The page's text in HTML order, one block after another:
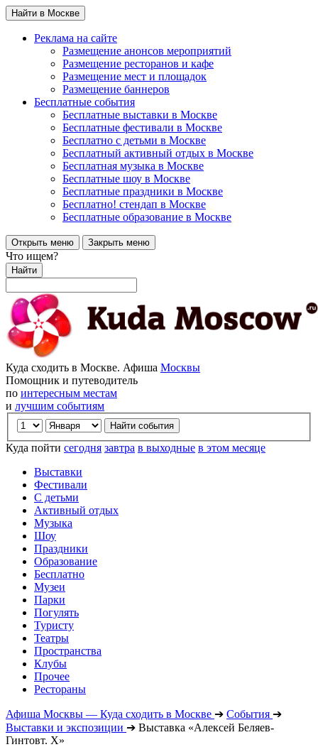
Найти в Москве
Реклама на сайте
Размещение анонсов мероприятий
Размещение ресторанов и кафе
Размещение мест и площадок
Размещение баннеров
Бесплатные события
Бесплатные выставки в Москве
Бесплатные фестивали в Москве
Бесплатно с детьми в Москве
Бесплатный активный отдых в Москве
Бесплатная музыка в Москве
Бесплатные шоу в Москве
Бесплатные праздники в Москве
Бесплатно! стендап в Москве
Бесплатные образование в Москве
Открыть меню Закрыть меню
Что ищем?
Найти
Куда сходить в Москве. Афиша Москвы
Помощник и путеводитель
по интересным местам
и лучшим событиям
Куда пойти сегодня завтра в выходные в этом месяце
Выставки
Фестивали
С детьми
Активный отдых
Музыка
Шоу
Праздники
Образование
Бесплатно
Музеи
Парки
Погулять
Туристу
Театры
Пространства
Клубы
Прочее
Рестораны
Афиша Москвы — Куда сходить в Москве ➔ События ➔
Выставки и экспозиции ➔ Выставка «Алексей Беляев-
Гинтовт. Х»